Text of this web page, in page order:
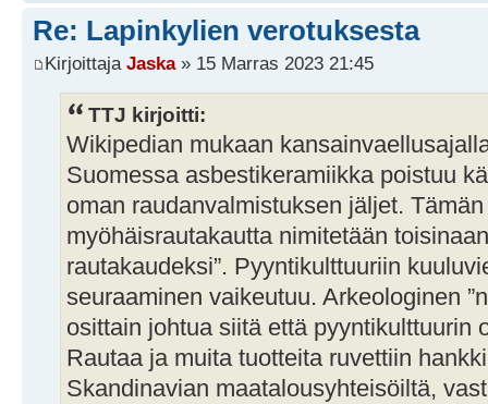
Re: Lapinkylien verotuksesta
Kirjoittaja Jaska» 15 Marras 2023 21:45
TTJ kirjoitti:
Wikipedian mukaan
Suomessa asbestikeramiikka poistuu
oman raudanvalmistuksen jäljet.
myöhäisrautakautta nimitetään
rautakaudeksi”. Pyyntikulttuuriin
seuraaminen vaikeutuu. Arkeologinen
osittain johtua siitä että pyyntikulttuurin
Rautaa ja muita tuotteita ruvettiin
Skandinavian maatalousyhteisöiltä,